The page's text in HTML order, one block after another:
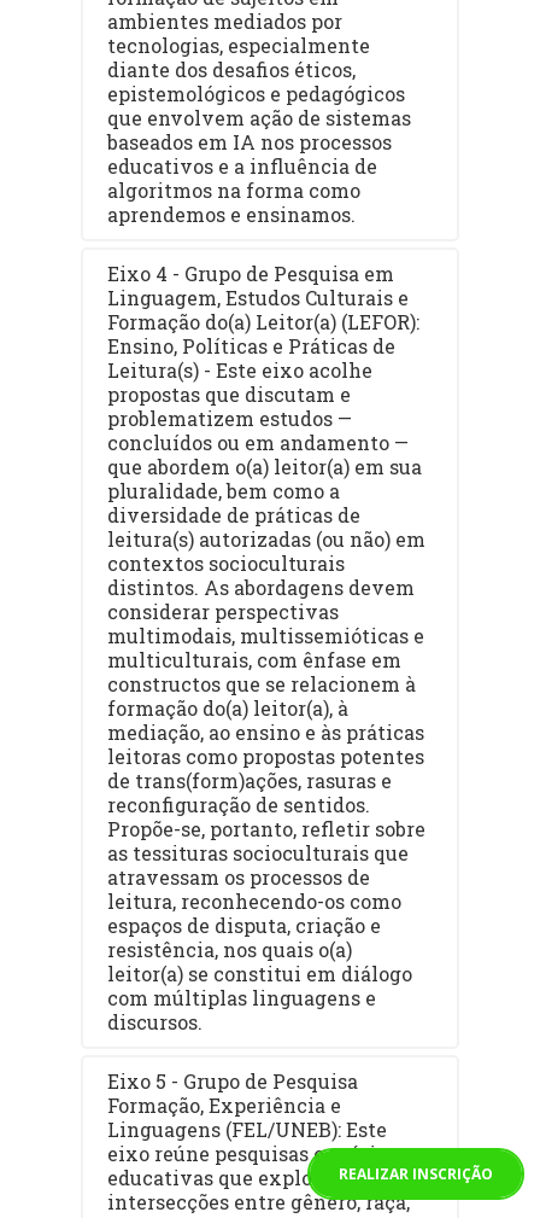
ambientes mediados por
tecnologias, especialmente
diante dos desafios éticos,
epistemológicos e pedagógicos
que envolvem ação de sistemas
baseados em IA nos processos
educativos e a influência de
algoritmos na forma como
aprendemos e ensinamos.
Eixo 4 - Grupo de Pesquisa em
Linguagem, Estudos Culturais e
Formação do(a) Leitor(a) (LEFOR):
Ensino, Políticas e Práticas de
Leitura(s) - Este eixo acolhe
propostas que discutam e
problematizem estudos —
concluídos ou em andamento —
que abordem o(a) leitor(a) em sua
pluralidade, bem como a
diversidade de práticas de
leitura(s) autorizadas (ou não) em
contextos socioculturais
distintos. As abordagens devem
considerar perspectivas
multimodais, multissemióticas e
multiculturais, com ênfase em
constructos que se relacionem à
formação do(a) leitor(a), à
mediação, ao ensino e às práticas
leitoras como propostas potentes
de trans(form)ações, rasuras e
reconfiguração de sentidos.
Propõe-se, portanto, refletir sobre
as tessituras socioculturais que
atravessam os processos de
leitura, reconhecendo-os como
espaços de disputa, criação e
resistência, nos quais o(a)
leitor(a) se constitui em diálogo
com múltiplas linguagens e
discursos.
Eixo 5 - Grupo de Pesquisa
Formação, Experiência e
Linguagens (FEL/UNEB): Este
eixo reúne pesquisas e práticas
educativas que exploram as
intersecções entre gênero, raça,
REALIZAR INSCRIÇÃO